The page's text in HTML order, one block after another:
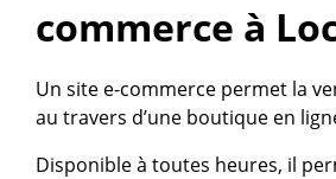
commerce à
Un site e-commerce permet la
au travers d’une boutique en
Disponible à toutes heures, il